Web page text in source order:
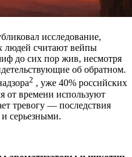
исследование,
людей считают вейпы
до сих пор жив, несмотря
об обратном.
2 , уже 40% российских
от времени используют
тревогу — последствия
серьезными.